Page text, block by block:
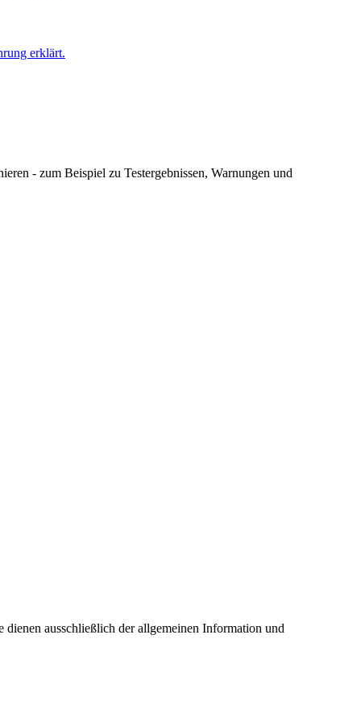
erklärt.
- zum Beispiel zu Testergebnissen, Warnungen und
ausschließlich der allgemeinen Information und